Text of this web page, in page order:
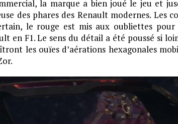
la marque a bien joué le jeu et
des phares des Renault modernes. Les
le rouge est mis aux oubliettes
en F1. Le sens du détail a été poussé si
les ouïes d’aérations hexagonales